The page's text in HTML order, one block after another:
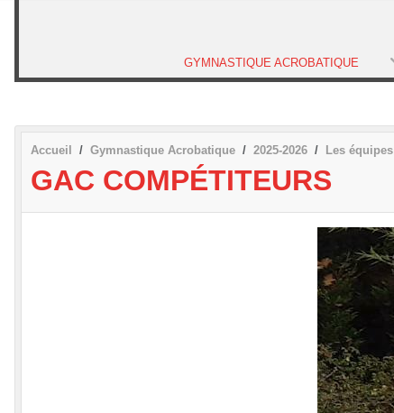
GYMNASTIQUE ACROBATIQUE
Accueil Gymnastique Acrobatique 2025-2026 Les équipes
GAC COMPÉTITEURS